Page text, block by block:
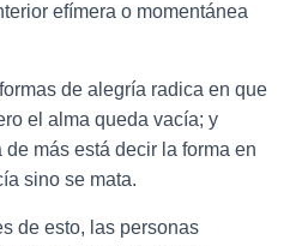
efímera o momentánea
de alegría radica en que
el alma queda vacía; y
más está decir la forma en
sino se mata.
de esto, las personas